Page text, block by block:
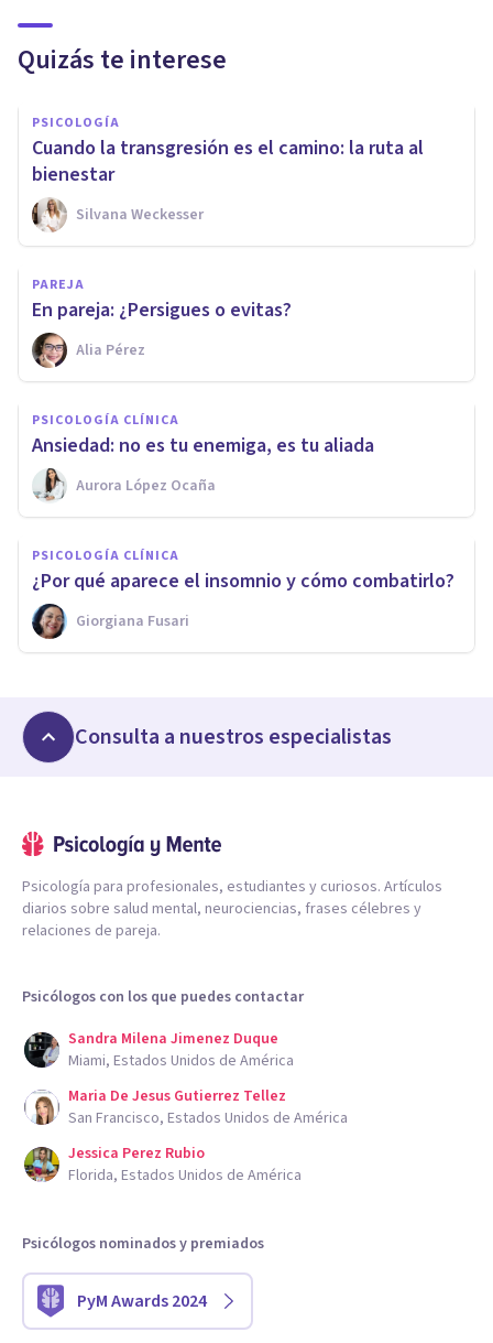
Quizás te interese
PSICOLOGÍA
Cuando la transgresión es el camino: la ruta al
bienestar
Silvana Weckesser
PAREJA
En pareja: ¿Persigues o evitas?
Alia Pérez
PSICOLOGÍA CLÍNICA
Ansiedad: no es tu enemiga, es tu aliada
Aurora López Ocaña
PSICOLOGÍA CLÍNICA
¿Por qué aparece el insomnio y cómo combatirlo?
Giorgiana Fusari
Consulta a nuestros especialistas
Psicología para profesionales, estudiantes y curiosos. Artículos
diarios sobre salud mental, neurociencias, frases célebres y
relaciones de pareja.
Psicólogos con los que puedes contactar
Sandra Milena Jimenez Duque
Miami, Estados Unidos de América
Maria De Jesus Gutierrez Tellez
San Francisco, Estados Unidos de América
Jessica Perez Rubio
Florida, Estados Unidos de América
Psicólogos nominados y premiados
PyM Awards 2024